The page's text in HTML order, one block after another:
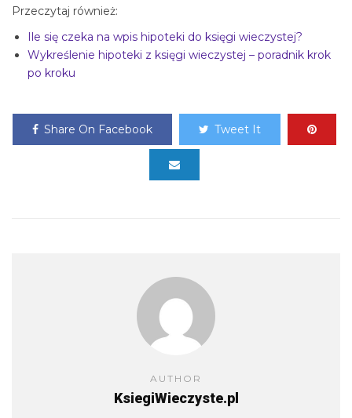
Przeczytaj również:
Ile się czeka na wpis hipoteki do księgi wieczystej?
Wykreślenie hipoteki z księgi wieczystej – poradnik krok
po kroku
Share On Facebook Tweet It
AUTHOR
KsiegiWieczyste.pl